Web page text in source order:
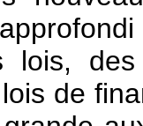
lois,
lois de